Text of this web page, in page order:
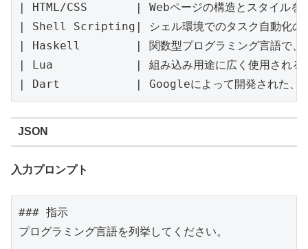
| HTML/CSS       | Webページの構造とスタイ
| Shell Scripting| シェル環境でのタス
| Haskell        | 関数型プログラミング言
| Lua            | 組み込み用途に広く使
| Dart           | Googleによって開発された、
JSON
入力プロンプト
### 指示
プログラミング言語を列挙してください。